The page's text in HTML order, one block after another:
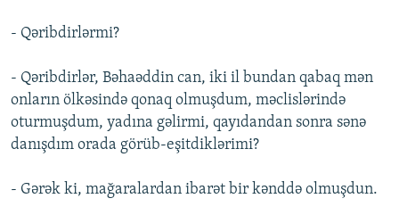
- Qəribdirlərmi?
- Qəribdirlər, Bəhaəddin can, iki il bundan qabaq mən
onların ölkəsində qonaq olmuşdum, məclislərində
oturmuşdum, yadına gəlirmi, qayıdandan sonra sənə
danışdım orada görüb-eşitdiklərimi?
- Gərək ki, mağaralardan ibarət bir kənddə olmuşdun.